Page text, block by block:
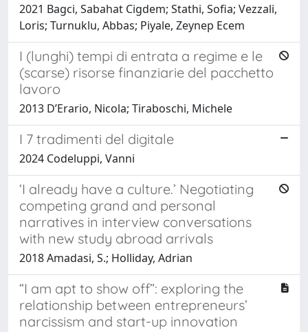
2021 Bagci, Sabahat Cigdem; Stathi, Sofia; Vezzali,
Loris; Turnuklu, Abbas; Piyale, Zeynep Ecem
I (lunghi) tempi di entrata a regime e le
(scarse) risorse finanziarie del pacchetto
lavoro
2013 D’Erario, Nicola; Tiraboschi, Michele
I 7 tradimenti del digitale
2024 Codeluppi, Vanni
‘I already have a culture.’ Negotiating
competing grand and personal
narratives in interview conversations
with new study abroad arrivals
2018 Amadasi, S.; Holliday, Adrian
“I am apt to show off”: exploring the
relationship between entrepreneurs’
narcissism and start-up innovation